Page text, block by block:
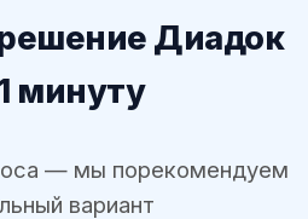
Диадок
минуту
— мы порекомендуем
вариант